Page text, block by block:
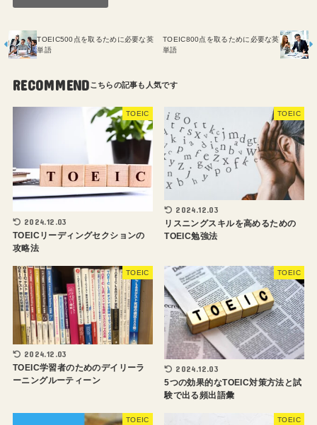
TOEIC500点を取るために必要な英
単語
TOEIC800点を取るために必要な英
単語
RECOMMEND
TOEIC
2024.12.03
TOEICリーディングセクションの
攻略法
TOEIC
2024.12.03
リスニングスキルを高めるための
TOEIC勉強法
TOEIC
2024.12.03
TOEIC学習者のためのデイリーラ
ーニングルーティーン
TOEIC
2024.12.03
5つの効果的なTOEIC対策方法と試
験で出る頻出語彙
TOEIC TOEIC